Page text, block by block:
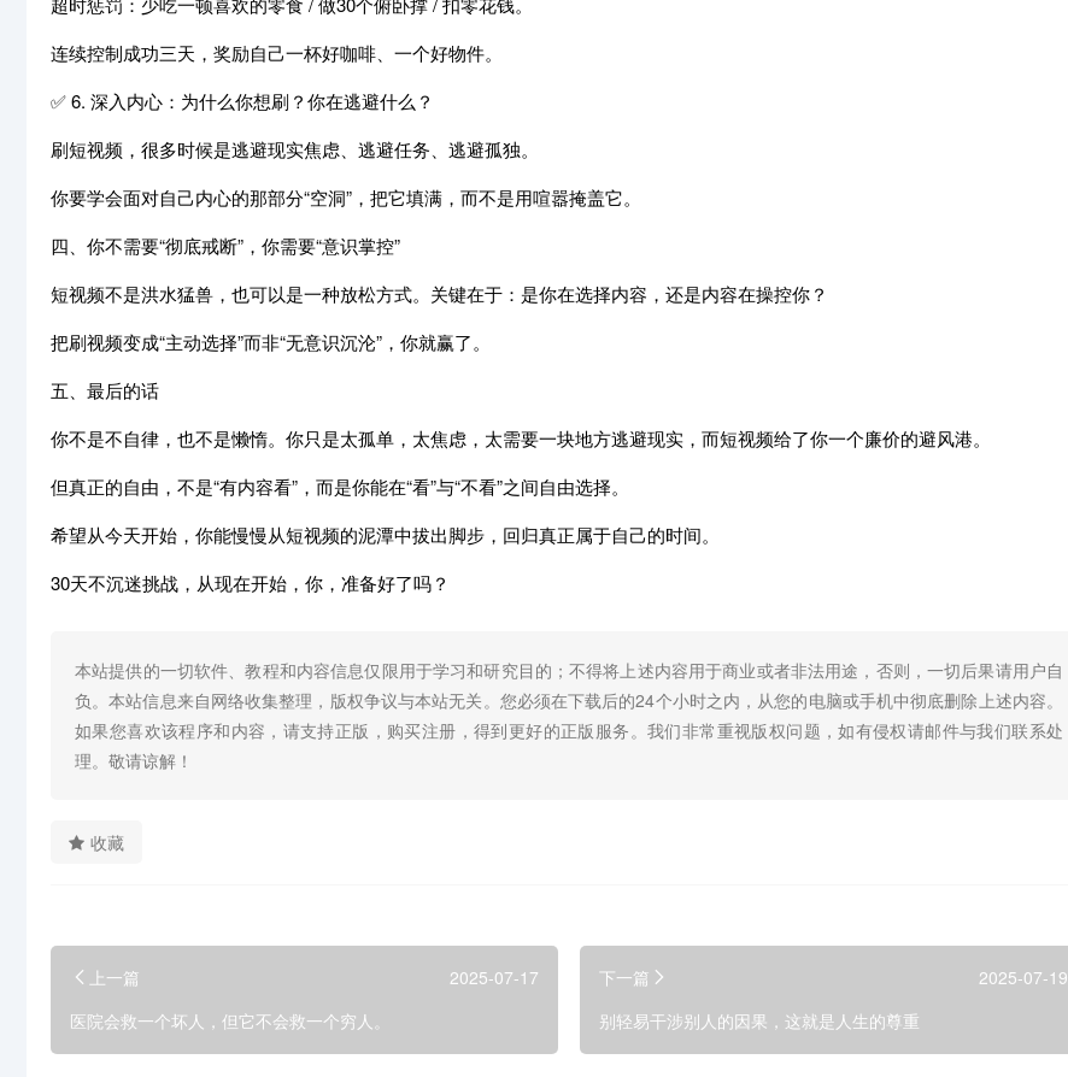
连续控制成功三天，奖励自己一杯好咖啡、一个好物件。
✅ 6. 深入内心：为什么你想刷？你在逃避什么？
刷短视频，很多时候是逃避现实焦虑、逃避任务、逃避孤独。
你要学会面对自己内心的那部分“空洞”，把它填满，而不是用喧嚣掩盖它。
四、你不需要“彻底戒断”，你需要“意识掌控”
短视频不是洪水猛兽，也可以是一种放松方式。关键在于：是你在选择内容，还是内容在操控你？
把刷视频变成“主动选择”而非“无意识沉沦”，你就赢了。
五、最后的话
你不是不自律，也不是懒惰。你只是太孤单，太焦虑，太需要一块地方逃避现实，而短视频给了你一个廉价的避风港。
但真正的自由，不是“有内容看”，而是你能在“看”与“不看”之间自由选择。
希望从今天开始，你能慢慢从短视频的泥潭中拔出脚步，回归真正属于自己的时间。
30天不沉迷挑战，从现在开始，你，准备好了吗？
本站提供的一切软件、教程和内容信息仅限用于学习和研究目的；不得将上述内容用于商业或者非法用途，否则，一切后果请用户自
负。本站信息来自网络收集整理，版权争议与本站无关。您必须在下载后的24个小时之内，从您的电脑或手机中彻底删除上述内容。
如果您喜欢该程序和内容，请支持正版，购买注册，得到更好的正版服务。我们非常重视版权问题，如有侵权请邮件与我们联系处
理。敬请谅解！
收藏
上一篇
2025-07-17
医院会救一个坏人，但它不会救一个穷人。
下一篇
2025-07-19
别轻易干涉别人的因果，这就是人生的尊重